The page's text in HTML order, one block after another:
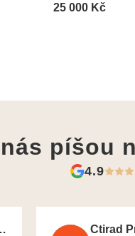
25 000 Kč
píšou
4.9
Ctirad